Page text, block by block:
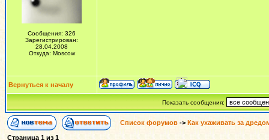
Сообщения: 326
Зарегистрирован:
28.04.2008
Откуда: Moscow
Вернуться к началу
Показать сообщения:
Список форумов ->Как ухаживать за
Страница 1 из 1